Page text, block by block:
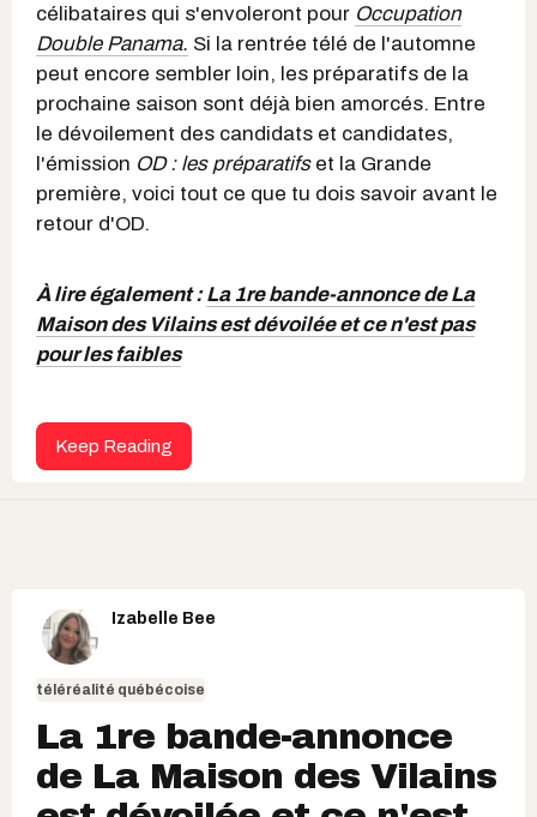
célibataires qui s'envoleront pour Occupation
Double Panama. Si la rentrée télé de l'automne
peut encore sembler loin, les préparatifs de la
prochaine saison sont déjà bien amorcés. Entre
le dévoilement des candidats et candidates,
l'émission OD : les préparatifset la Grande
première, voici tout ce que tu dois savoir avant le
retour d'OD.
À lire également :La 1re bande-annonce de La
Maison des Vilains est dévoilée et ce n'est pas
pour les faibles
Keep Reading
Izabelle Bee
téléréalité québécoise
La 1re bande-annonce
de La Maison des Vilains